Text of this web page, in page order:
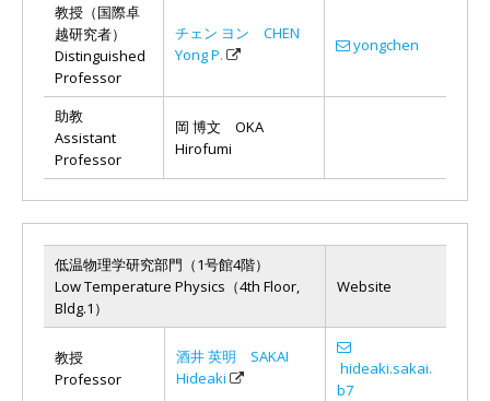
教授（国際卓
越研究者）
Distinguished
Professor
チェン ヨン CHEN
Yong P.
yongchen
助教
Assistant
Professor
岡 博文 OKA
Hirofumi
低温物理学研究部門（1号館4階）
Low Temperature Physics（4th Floor,
Bldg.1）
Website
教授
Professor
酒井 英明 SAKAI
Hideaki
hideaki.sakai.
b7